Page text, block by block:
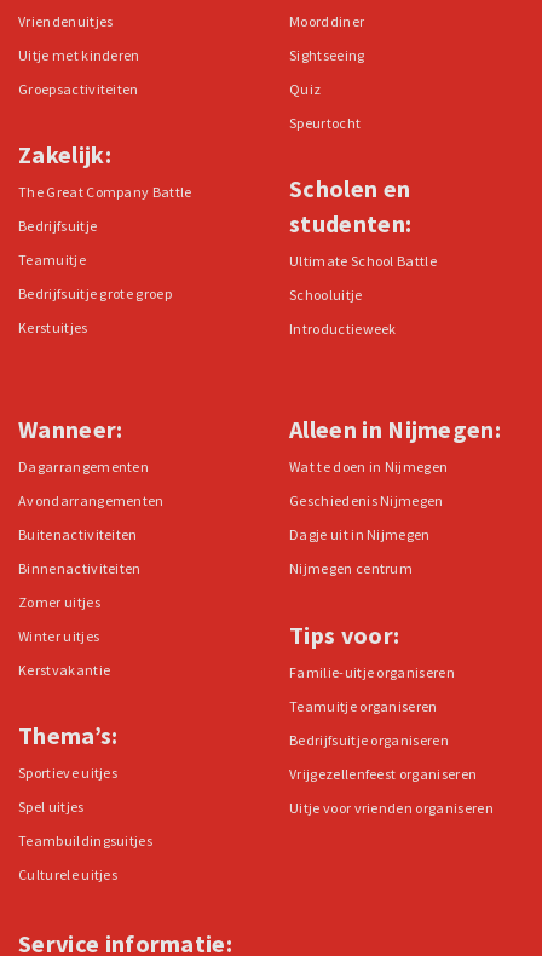
Vriendenuitjes
Uitje met kinderen
Groepsactiviteiten
Zakelijk:
The Great Company Battle
Bedrijfsuitje
Teamuitje
Bedrijfsuitje grote groep
Kerstuitjes
Moorddiner
Sightseeing
Quiz
Speurtocht
Scholen en
studenten:
Ultimate School Battle
Schooluitje
Introductieweek
Wanneer:
Dagarrangementen
Avondarrangementen
Buitenactiviteiten
Binnenactiviteiten
Zomer uitjes
Winter uitjes
Kerstvakantie
Thema’s:
Sportieve uitjes
Spel uitjes
Teambuildingsuitjes
Culturele uitjes
Alleen in Nijmegen:
Wat te doen in Nijmegen
Geschiedenis Nijmegen
Dagje uit in Nijmegen
Nijmegen centrum
Tips voor:
Familie-uitje organiseren
Teamuitje organiseren
Bedrijfsuitje organiseren
Vrijgezellenfeest organiseren
Uitje voor vrienden organiseren
Service informatie: